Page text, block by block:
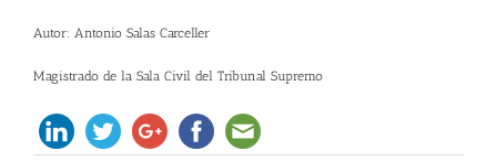
Autor: Antonio Salas Carceller
Magistrado de la Sala Civil del Tribunal Supremo